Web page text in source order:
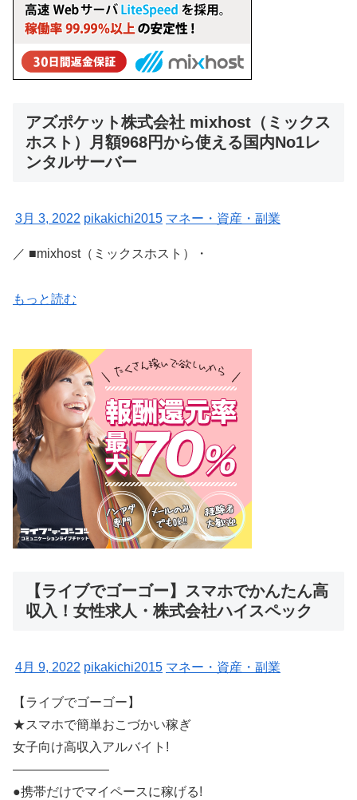
アズポケット株式会社 mixhost（ミックス
ホスト）月額968円から使える国内No1レ
ンタルサーバー
3月 3, 2022 pikakichi2015 マネー・資産・副業
／ ■mixhost（ミックスホスト）・
もっと読む
【ライブでゴーゴー】スマホでかんたん高
収入！女性求人・株式会社ハイスペック
4月 9, 2022 pikakichi2015 マネー・資産・副業
【ライブでゴーゴー】
★スマホで簡単おこづかい稼ぎ
女子向け高収入アルバイト!
———————–
●携帯だけでマイペースに稼げる!